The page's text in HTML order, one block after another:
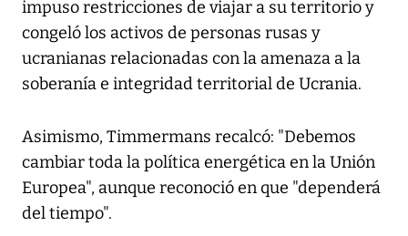
impuso restricciones de viajar a su territorio y
congeló los activos de personas rusas y
ucranianas relacionadas con la amenaza a la
soberanía e integridad territorial de Ucrania.
Asimismo, Timmermans recalcó: "Debemos
cambiar toda la política energética en la Unión
Europea", aunque reconoció en que "dependerá
del tiempo".